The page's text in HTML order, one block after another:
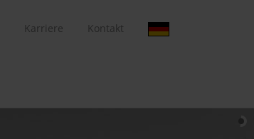
Karriere Kontakt